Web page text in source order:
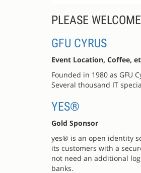
PLEASE
GFU CYRUS
Event Location, Coffee,
Founded in 1980 as GFU
Several thousand IT
YES®
Gold Sponsor
yes® is an open identity
its customers with a
not need an additional
banks.